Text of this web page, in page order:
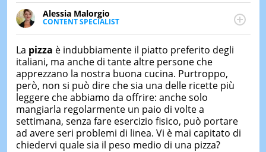
DI
IERI
Alessia Malorgio
CONTENT SPECIALIST
Ha conseguito un Master in Marketing Management
occupa della creazione di contenuti in ottica SEO e
dello sviluppo di strategie marketing attraverso
canali digitali.
La pizza è indubbiamente il piatto preferito degli
italiani, ma anche di tante altre persone che
apprezzano la nostra buona cucina. Purtroppo,
però, non si può dire che sia una delle ricette più
leggere che abbiamo da offrire: anche solo
mangiarla regolarmente un paio di volte a
settimana, senza fare esercizio fisico, può portare
ad avere seri problemi di linea. Vi è mai capitato di
chiedervi quale sia il peso medio di una pizza?